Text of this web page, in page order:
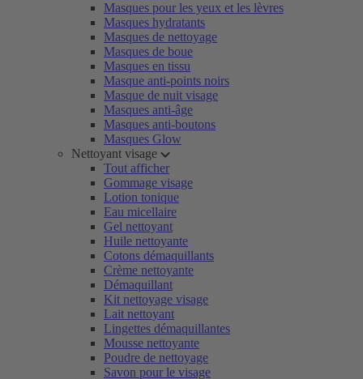
Masques pour les yeux et les lèvres
Masques hydratants
Masques de nettoyage
Masques de boue
Masques en tissu
Masque anti-points noirs
Masque de nuit visage
Masques anti-âge
Masques anti-boutons
Masques Glow
Nettoyant visage
Tout afficher
Gommage visage
Lotion tonique
Eau micellaire
Gel nettoyant
Huile nettoyante
Cotons démaquillants
Crème nettoyante
Démaquillant
Kit nettoyage visage
Lait nettoyant
Lingettes démaquillantes
Mousse nettoyante
Poudre de nettoyage
Savon pour le visage